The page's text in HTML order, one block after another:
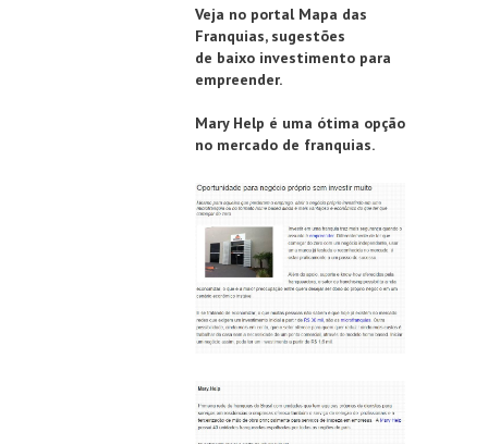
Veja no portal Mapa das
Franquias, sugestões
de baixo investimento para
empreender.
Mary Help é uma ótima opção
no mercado de franquias.